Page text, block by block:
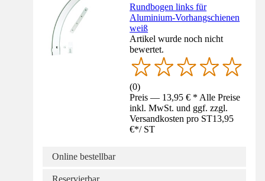
Rundbogen links für
Aluminium-Vorhangschienen
weiß
Artikel wurde noch nicht
bewertet.
(0)
Preis — 13,95 € * Alle Preise
inkl. MwSt. und ggf. zzgl.
Versandkosten pro ST13,95
€*/ ST
Online bestellbar